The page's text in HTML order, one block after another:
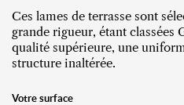
Ces lames de terrasse sont
grande rigueur, étant classées
qualité supérieure, une
structure inaltérée.
Votre surface